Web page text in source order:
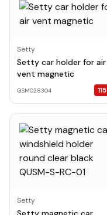
Setty
Setty car holder for air
vent magnetic
GSM028304 115
Setty